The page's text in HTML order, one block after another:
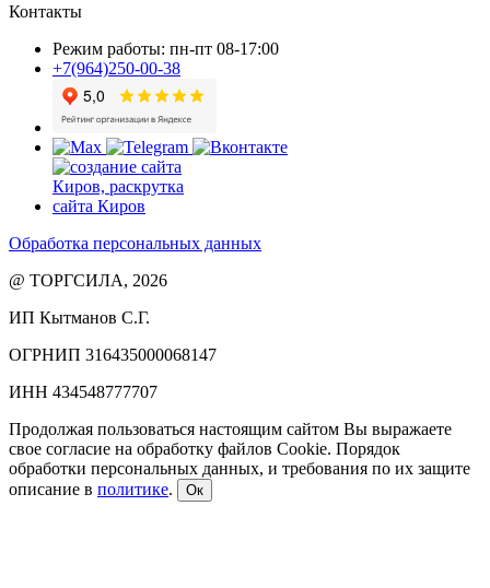
Контакты
Режим работы: пн-пт 08-17:00
+7(964)250-00-38
Обработка персональных данных
@ ТОРГСИЛА, 2026
ИП Кытманов С.Г.
ОГРНИП 316435000068147
ИНН 434548777707
Продолжая пользоваться настоящим сайтом Вы выражаете
свое согласие на обработку файлов Cookie. Порядок
обработки персональных данных, и требования по их защите
описание в политике. Ок